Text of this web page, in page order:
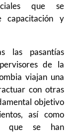
que se
capacitación y
las pasantías
de la
viajan una
con otras
objetivo
así como
que se han